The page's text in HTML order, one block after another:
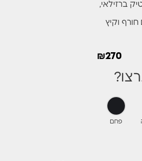
ברזילאי,
וקיץ
סוגי הצמחים
אפור כהה ושמנת
₪270
פחם